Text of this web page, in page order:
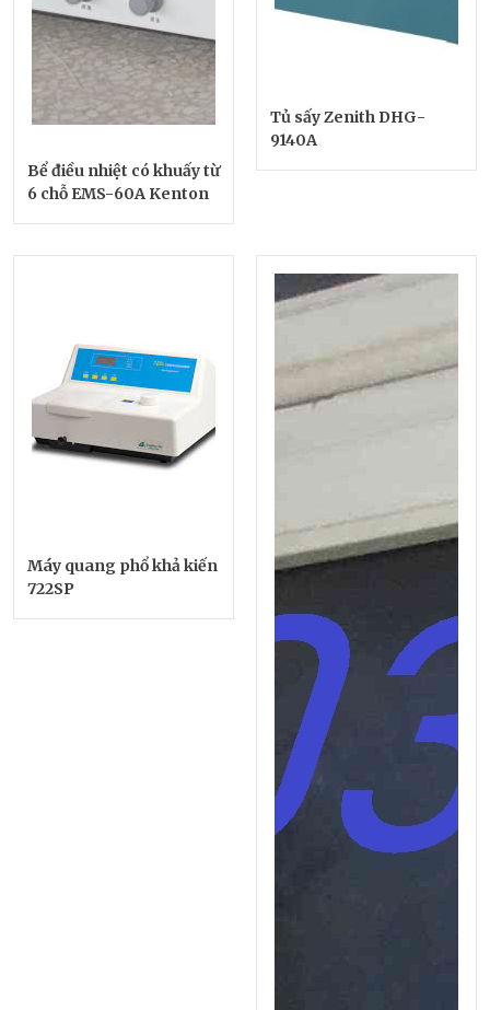
Bể điều nhiệt có khuấy từ
6 chỗ EMS-60A Kenton
Tủ sấy Zenith DHG-
9140A
Máy quang phổ khả kiến
722SP